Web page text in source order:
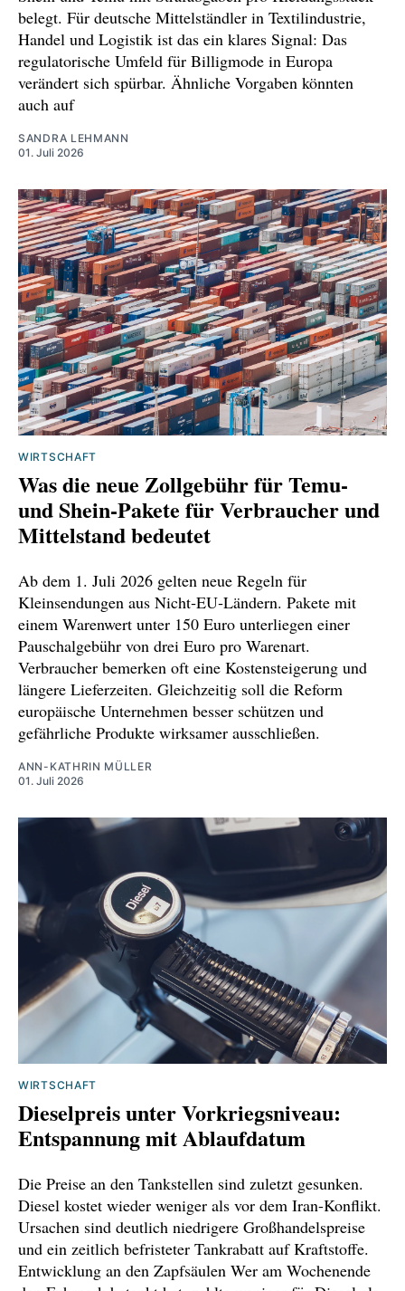
belegt. Für deutsche Mittelständler in Textilindustrie,
Handel und Logistik ist das ein klares Signal: Das
regulatorische Umfeld für Billigmode in Europa
verändert sich spürbar. Ähnliche Vorgaben könnten
auch auf
SANDRA LEHMANN
01. Juli 2026
WIRTSCHAFT
Was die neue Zollgebühr für Temu‑
und Shein‑Pakete für Verbraucher und
Mittelstand bedeutet
Ab dem 1. Juli 2026 gelten neue Regeln für
Kleinsendungen aus Nicht‑EU‑Ländern. Pakete mit
einem Warenwert unter 150 Euro unterliegen einer
Pauschalgebühr von drei Euro pro Warenart.
Verbraucher bemerken oft eine Kostensteigerung und
längere Lieferzeiten. Gleichzeitig soll die Reform
europäische Unternehmen besser schützen und
gefährliche Produkte wirksamer ausschließen.
ANN-KATHRIN MÜLLER
01. Juli 2026
WIRTSCHAFT
Dieselpreis unter Vorkriegsniveau:
Entspannung mit Ablaufdatum
Die Preise an den Tankstellen sind zuletzt gesunken.
Diesel kostet wieder weniger als vor dem Iran-Konflikt.
Ursachen sind deutlich niedrigere Großhandelspreise
und ein zeitlich befristeter Tankrabatt auf Kraftstoffe.
Entwicklung an den Zapfsäulen Wer am Wochenende